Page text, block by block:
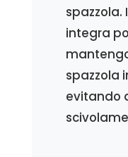
spazzola.
integra
spazzola
evitando